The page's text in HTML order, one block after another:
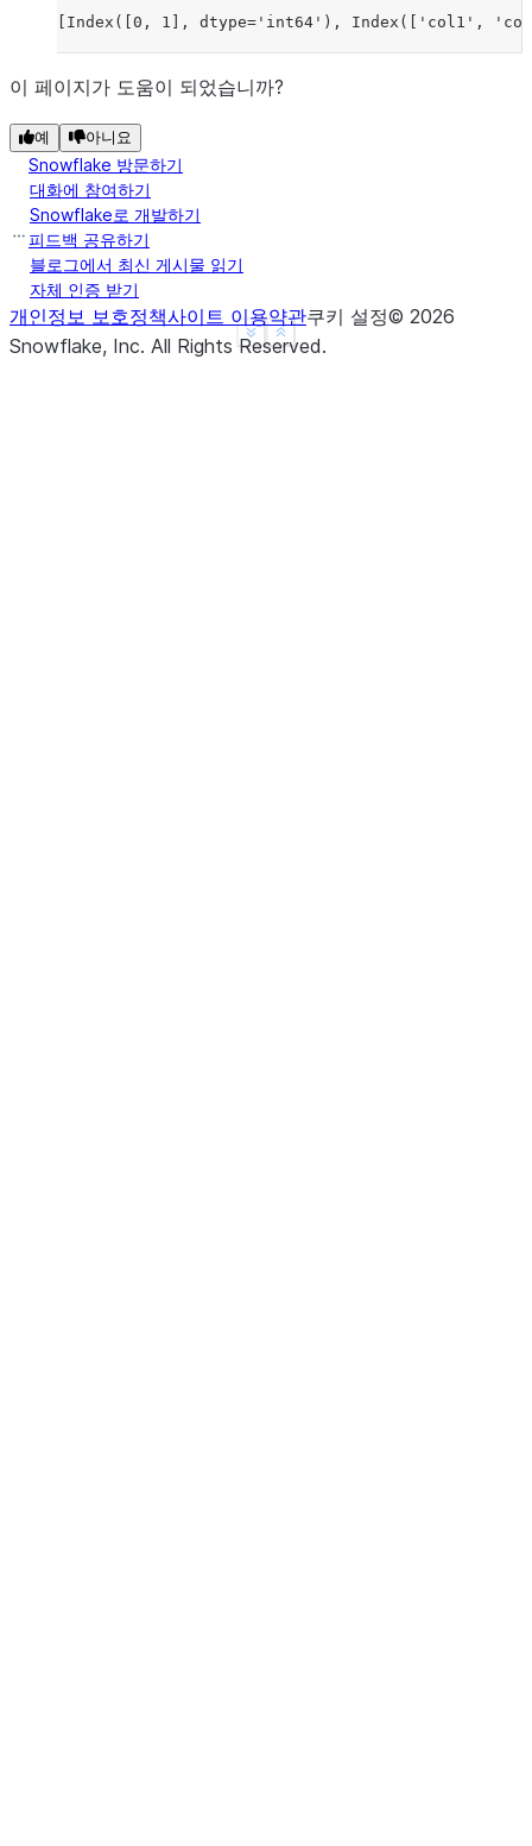
[Index([0, 1], dtype='int64'), Index(['col1',
Show less
See more
이 페이지가 도움이 되었습니까?
예 아니요
Snowflake 방문하기
대화에 참여하기
Snowflake로 개발하기
피드백 공유하기
블로그에서 최신 게시물 읽기
자체 인증 받기
개인정보 보호정책사이트 이용약관쿠키 설정© 2026
Snowflake, Inc. All Rights Reserved.